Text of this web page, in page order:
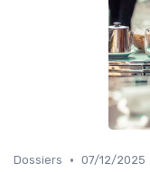
Dossiers • 07/12/2025